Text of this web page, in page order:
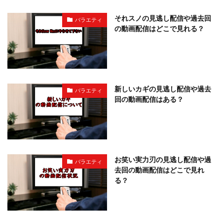
バラエティ
それスノの見逃し配信や過去回
の動画配信はどこで見れる？
バラエティ
新しいカギの見逃し配信や過去
回の動画配信はある？
バラエティ
お笑い実力刃の見逃し配信や過
去回の動画配信はどこで見れ
る？